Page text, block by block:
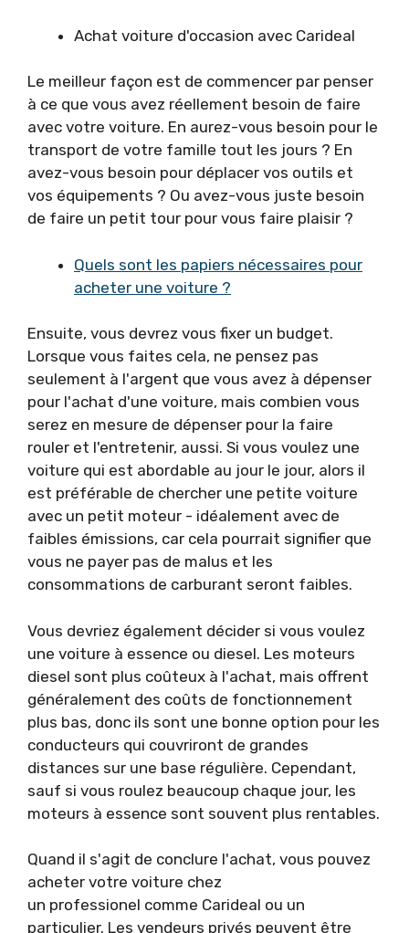
Achat voiture d'occasion avec Carideal
Le meilleur façon est de commencer par penser
à ce que vous avez réellement besoin de faire
avec votre voiture. En aurez-vous besoin pour le
transport de votre famille tout les jours ? En
avez-vous besoin pour déplacer vos outils et
vos équipements ? Ou avez-vous juste besoin
de faire un petit tour pour vous faire plaisir ?
Quels sont les papiers nécessaires pour
acheter une voiture ?
Ensuite, vous devrez vous fixer un budget.
Lorsque vous faites cela, ne pensez pas
seulement à l'argent que vous avez à dépenser
pour l'achat d'une voiture, mais combien vous
serez en mesure de dépenser pour la faire
rouler et l'entretenir, aussi. Si vous voulez une
voiture qui est abordable au jour le jour, alors il
est préférable de chercher une petite voiture
avec un petit moteur - idéalement avec de
faibles émissions, car cela pourrait signifier que
vous ne payer pas de malus et les
consommations de carburant seront faibles.
Vous devriez également décider si vous voulez
une voiture à essence ou diesel. Les moteurs
diesel sont plus coûteux à l'achat, mais offrent
généralement des coûts de fonctionnement
plus bas, donc ils sont une bonne option pour les
conducteurs qui couvriront de grandes
distances sur une base régulière. Cependant,
sauf si vous roulez beaucoup chaque jour, les
moteurs à essence sont souvent plus rentables.
Quand il s'agit de conclure l'achat, vous pouvez
acheter votre voiture chez
un professionel comme Carideal ou un
particulier. Les vendeurs privés peuvent être